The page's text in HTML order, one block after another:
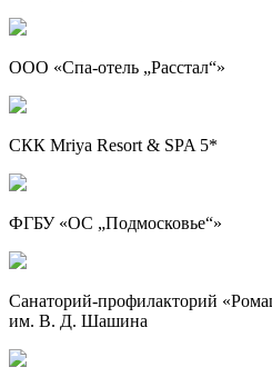
ООО «Спа-отель „Расстал“»
СКК Mriya Resort & SPA 5*
ФГБУ «ОС „Подмосковье“»
Санаторий-профилакторий
им. В. Д. Шашина